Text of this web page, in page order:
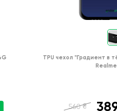
TPU чехол "Градиент в
560 ₴